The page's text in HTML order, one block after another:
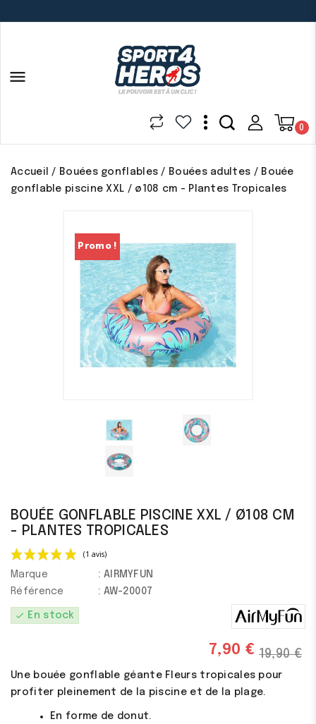

0
Accueil Bouées gonflables Bouées adultes
Bouée
gonflable piscine XXL / ø108 cm - Plantes Tropicales
Promo !
BOUÉE GONFLABLE PISCINE XXL / Ø108 CM
- PLANTES TROPICALES
Marque
: AIRMYFUN
Référence
: AW-20007
check En stock
7,90 € 19,90 €
Une bouée gonflable géante Fleurs tropicales pour
profiter pleinement de la piscine et de la plage.
En forme de donut.